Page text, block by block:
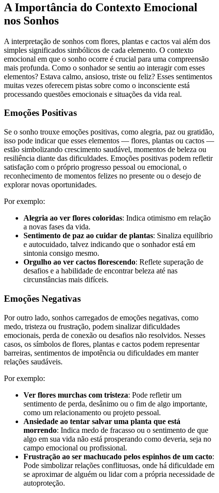
A Importância do Contexto Emocional
nos Sonhos
A interpretação de sonhos com flores, plantas e cactos vai além dos
simples significados simbólicos de cada elemento. O contexto
emocional em que o sonho ocorre é crucial para uma compreensão
mais profunda. Como o sonhador se sentiu ao interagir com esses
elementos? Estava calmo, ansioso, triste ou feliz? Esses sentimentos
muitas vezes oferecem pistas sobre como o inconsciente está
processando questões emocionais e situações da vida real.
Emoções Positivas
Se o sonho trouxe emoções positivas, como alegria, paz ou gratidão,
isso pode indicar que esses elementos — flores, plantas ou cactos —
estão simbolizando crescimento saudável, momentos de beleza ou
resiliência diante das dificuldades. Emoções positivas podem refletir
satisfação com o próprio progresso pessoal ou emocional, o
reconhecimento de momentos felizes no presente ou o desejo de
explorar novas oportunidades.
Por exemplo:
Alegria ao ver flores coloridas: Indica otimismo em relação
a novas fases da vida.
Sentimento de paz ao cuidar de plantas: Sinaliza equilíbrio
e autocuidado, talvez indicando que o sonhador está em
sintonia consigo mesmo.
Orgulho ao ver cactos florescendo: Reflete superação de
desafios e a habilidade de encontrar beleza até nas
circunstâncias mais difíceis.
Emoções Negativas
Por outro lado, sonhos carregados de emoções negativas, como
medo, tristeza ou frustração, podem sinalizar dificuldades
emocionais, perda de conexão ou desafios não resolvidos. Nesses
casos, os símbolos de flores, plantas e cactos podem representar
barreiras, sentimentos de impotência ou dificuldades em manter
relações saudáveis.
Por exemplo:
Ver flores murchas com tristeza: Pode refletir um
sentimento de perda, desânimo ou o fim de algo importante,
como um relacionamento ou projeto pessoal.
Ansiedade ao tentar salvar uma planta que está
morrendo: Indica medo de fracasso ou o sentimento de que
algo em sua vida não está prosperando como deveria, seja no
campo emocional ou profissional.
Frustração ao ser machucado pelos espinhos de um cacto:
Pode simbolizar relações conflituosas, onde há dificuldade em
se aproximar de alguém ou lidar com a própria necessidade de
autoproteção.